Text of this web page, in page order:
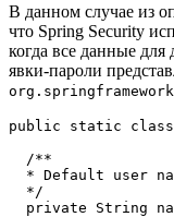
В данном случае из
что Spring Security
когда все данные для
явки‑пароли
public static class
/**
* Default user
*/
private String